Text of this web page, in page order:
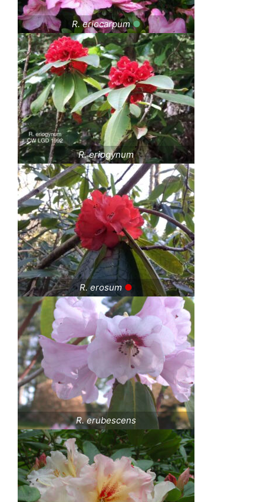
R. eriocarpum ●
R. eriogynum
R. erosum ●
R. erubescens